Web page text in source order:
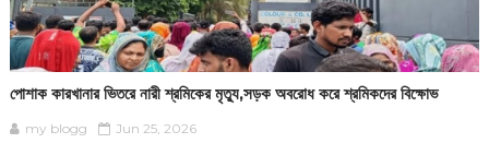
পোশাক কারখানার ভিতরে নারী শ্রমিকের মৃত্যু,সড়ক অবরোধ করে শ্রমিকদের বিক্ষোভ
my blogg Jun 25, 2026